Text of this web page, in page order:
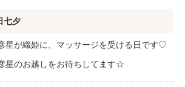
七夕
星が織姫に、マッサージを受ける日です♡
星のお越しをお待ちしてます☆